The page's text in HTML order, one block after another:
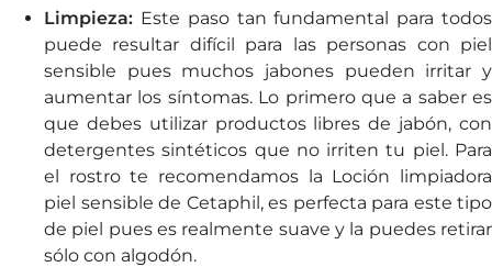
Limpieza: Este paso tan fundamental para todos
puede resultar difícil para las personas con piel
sensible pues muchos jabones pueden irritar y
aumentar los síntomas. Lo primero que a saber es
que debes utilizar productos libres de jabón, con
detergentes sintéticos que no irriten tu piel. Para
el rostro te recomendamos la Loción limpiadora
piel sensible de Cetaphil, es perfecta para este tipo
de piel pues es realmente suave y la puedes retirar
sólo con algodón.